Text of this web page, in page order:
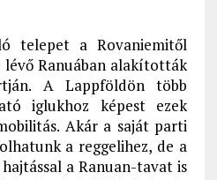
telepet a Rovaniemitől
Ranuában alakították
A Lappföldön több
iglukhoz képest ezek
Akár a saját parti
a reggelihez, de a
a Ranuan-tavat is